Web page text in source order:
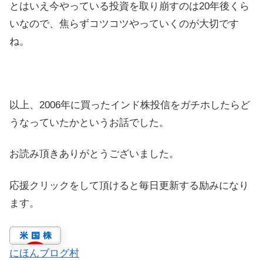
とはいえ今やっている投資を取り崩すのは20年後くら
いなので、焦らずコツコツやっていくのが大切です
ね。
以上、2006年に買ったインド株投信をガチホしたらど
うなっていたかというお話でした。
お読み頂きありがとうございました。
応援クリックをして頂けると毎日更新する励みになり
ます。
にほんブログ村